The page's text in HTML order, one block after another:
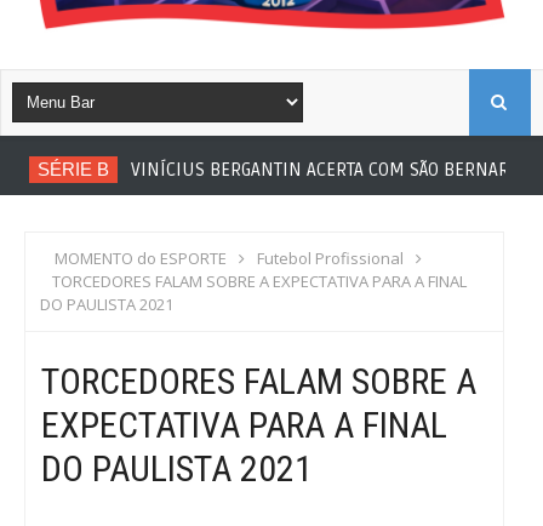
SÉRIE B VINÍCIUS BERGANTIN ACERTA COM SÃO BERNARDO
MOMENTO do ESPORTE
Futebol Profissional
TORCEDORES FALAM SOBRE A EXPECTATIVA PARA A FINAL
DO PAULISTA 2021
TORCEDORES FALAM SOBRE A
EXPECTATIVA PARA A FINAL
DO PAULISTA 2021